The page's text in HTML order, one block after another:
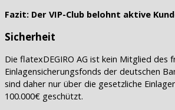
Fazit: Der VIP-Club belohnt aktive
Sicherheit
Die flatexDEGIRO AG ist kein Mitglied des
Einlagensicherungsfonds der deutschen
sind daher nur über die gesetzliche
100.000€ geschützt.